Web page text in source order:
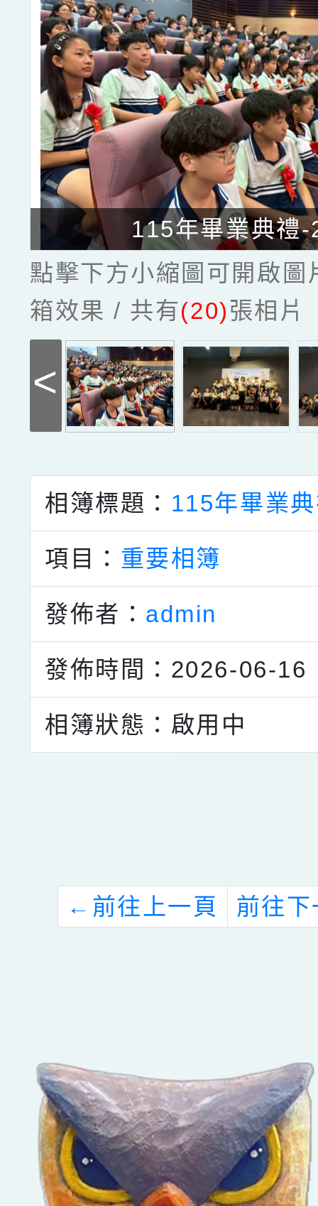
115年畢業典禮-
點擊下方小縮圖可開啟圖
箱效果 / 共有(20)張相片
<
相簿標題： 115年畢業
項目： 重要相簿
發佈者： admin
發佈時間：2026-06-16
相簿狀態：啟用中
← 前往上一頁 前往下